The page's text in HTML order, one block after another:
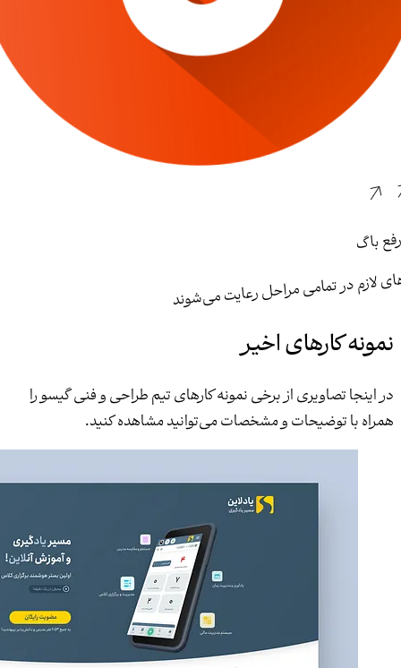
باگ
لازم در تمامی مراحل رعایت می‌شوند
نمونه کارهای اخیر
در اینجا تصاویری از برخی نمونه کارهای تیم طراحی و فنی گیسو را
همراه با توضیحات و مشخصات می‌توانید مشاهده کنید.